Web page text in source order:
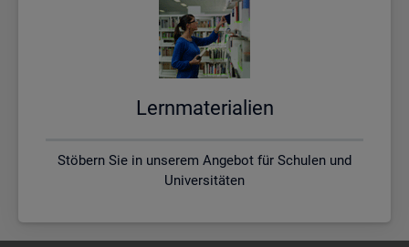
Lern­ma­te­ria­li­en
Stöbern Sie in unserem Angebot für Schulen und
Universitäten